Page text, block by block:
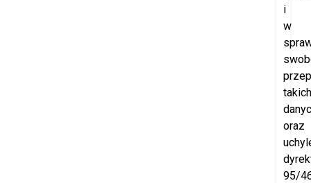
i
w
takich
oraz
95/